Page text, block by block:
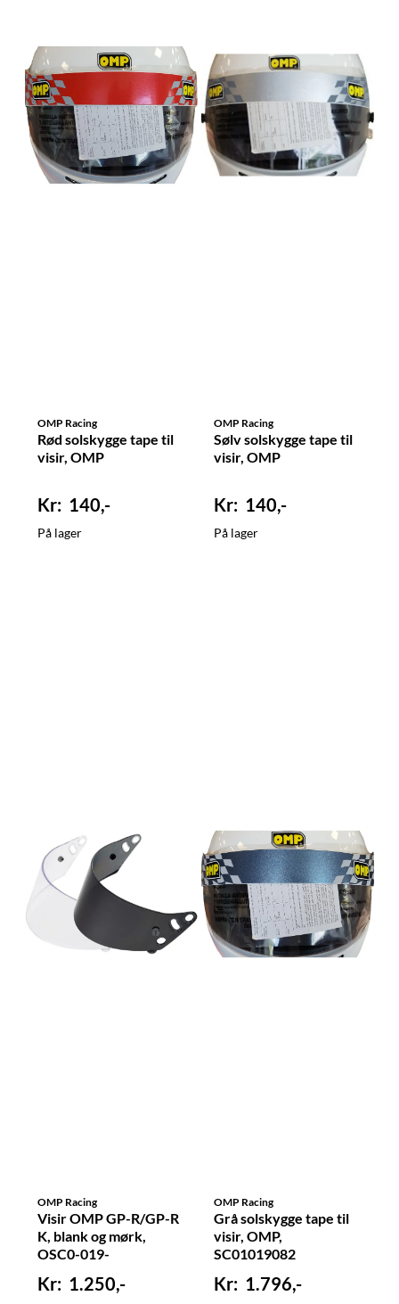
OMP Racing
Rød solskygge tape til
visir, OMP
140,-
På lager
OMP Racing
Sølv solskygge tape til
visir, OMP
140,-
På lager
OMP Racing
Visir OMP GP-R/GP-R
K, blank og mørk,
OSC0-019-
1.250,-
OMP Racing
Grå solskygge tape til
visir, OMP,
SC01019082
1.796,-